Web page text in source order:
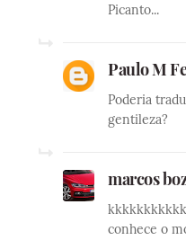
Picanto...
Paulo M
Poderia
gentileza?
marcos
conhece o